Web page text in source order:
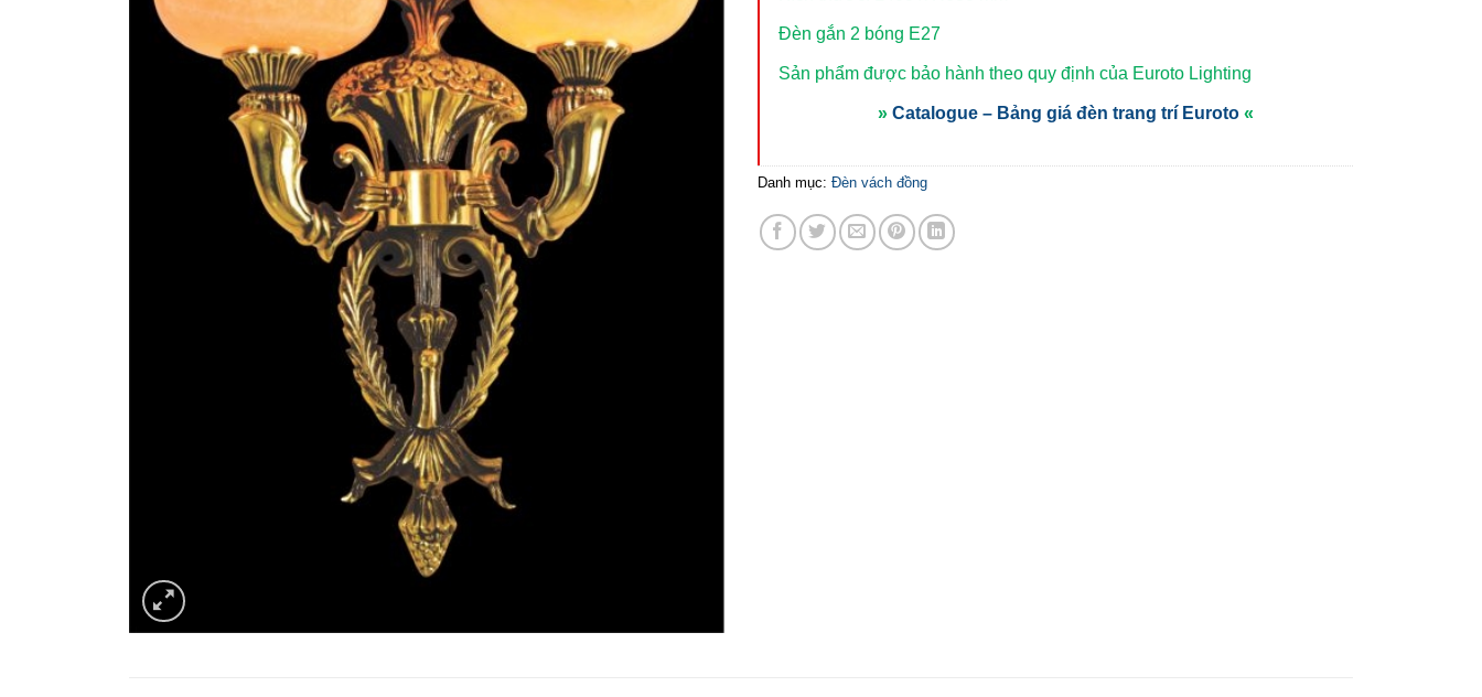
Đèn gắn 2 bóng E27
Sản phẩm được bảo hành theo quy định của Euroto Lighting
» Catalogue – Bảng giá đèn trang trí Euroto «
Danh mục: Đèn vách đồng